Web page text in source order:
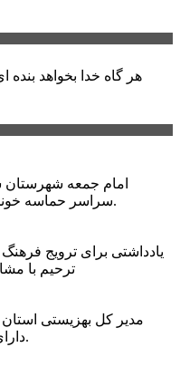
هر گاه خدا بخواهد بنده
امام جمعه شهرستان
سراسر حماسه خونخواهی و مرگ بر آمریکا و اسرائیل بود.
یادداشتی برای ترویج
ترحیم با
دارای اختلالات بینایی در این استان خبر داد.